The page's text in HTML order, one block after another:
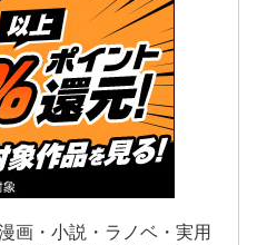
画・小説・ラノベ・実用